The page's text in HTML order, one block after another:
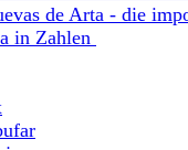
de Arta - die
in Zahlen